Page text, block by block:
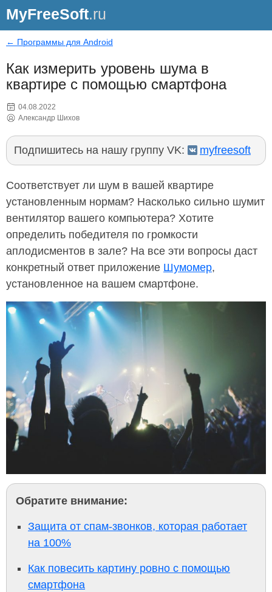
MyFreeSoft.ru
← Программы для Android
Как измерить уровень шума в
квартире с помощью смартфона
04.08.2022
Александр Шихов
Подпишитесь на нашу группу VK: myfreesoft
Соответствует ли шум в вашей квартире
установленным нормам? Насколько сильно шумит
вентилятор вашего компьютера? Хотите
определить победителя по громкости
аплодисментов в зале? На все эти вопросы даст
конкретный ответ приложение Шумомер,
установленное на вашем смартфоне.
Обратите внимание:
Защита от спам-звонков, которая работает
на 100%
Как повесить картину ровно с помощью
смартфона